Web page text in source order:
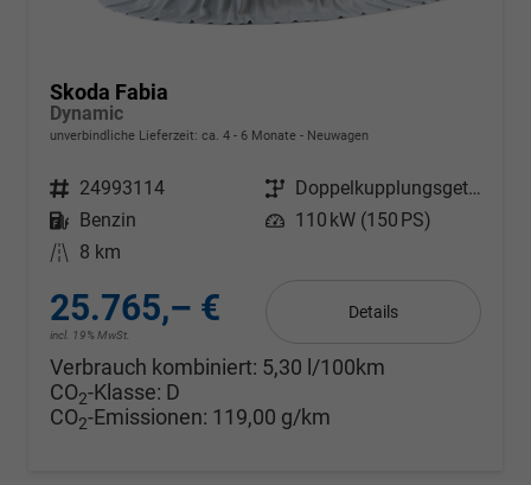
Skoda Fabia
Dynamic
unverbindliche Lieferzeit: ca. 4 - 6 Monate Neuwagen
Fahrzeugnr. 24993114 Getriebe
Doppelkupplungsgetriebe (DSG)
Kraftstoff
Benzin Leistung 110 kW (150 PS)
Kilometerstand 8 km
25.765,– €
incl. 19% MwSt.
Details
Verbrauch kombiniert: 5,30 l/100km
CO2-Klasse: D
CO2-Emissionen: 119,00 g/km